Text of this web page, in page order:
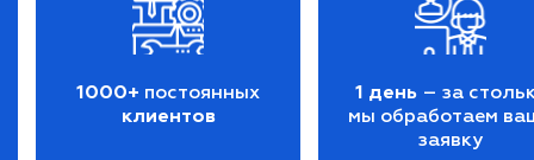
1000+ постоянных
клиентов
1 день– за
мы обработаем
заявку